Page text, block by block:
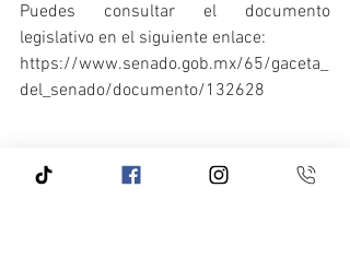
Puedes consultar el documento
legislativo en el siguiente enlace:
https://www.senado.gob.mx/65/gaceta_
del_senado/documento/132628